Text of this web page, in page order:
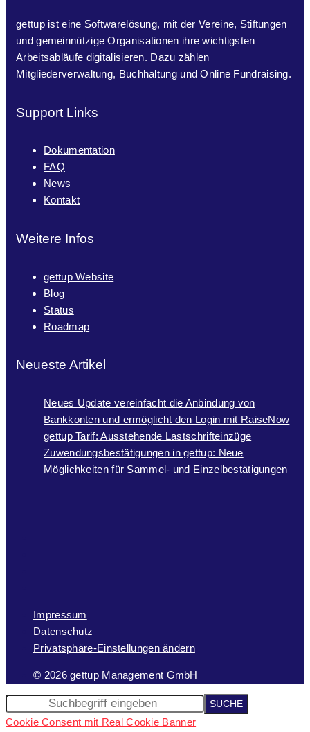
gettup ist eine Softwarelösung, mit der Vereine, Stiftungen
und gemeinnützige Organisationen ihre wichtigsten
Arbeitsabläufe digitalisieren. Dazu zählen
Mitgliederverwaltung, Buchhaltung und Online Fundraising.
Support Links
Dokumentation
FAQ
News
Kontakt
Weitere Infos
gettup Website
Blog
Status
Roadmap
Neueste Artikel
Neues Update vereinfacht die Anbindung von
Bankkonten und ermöglicht den Login mit RaiseNow
gettup Tarif: Ausstehende Lastschrifteinzüge
Zuwendungsbestätigungen in gettup: Neue
Möglichkeiten für Sammel- und Einzelbestätigungen
Impressum
Datenschutz
Privatsphäre-Einstellungen ändern
© 2026 gettup Management GmbH
Cookie Consent mit Real Cookie Banner